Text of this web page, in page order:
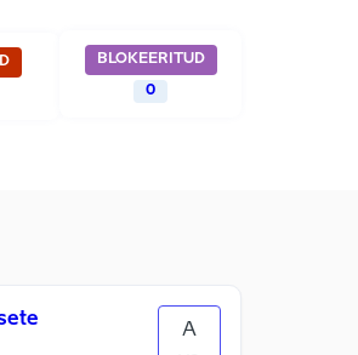
BLOKEERITUD
0
A